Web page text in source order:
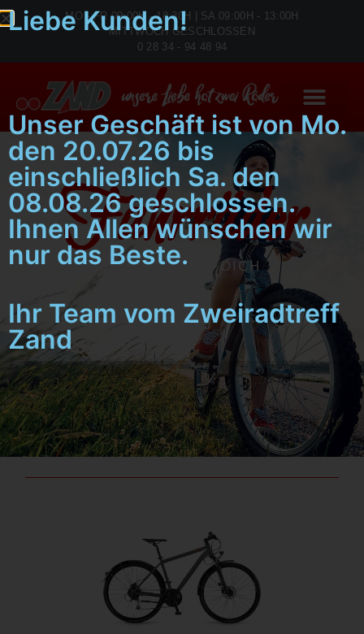
MO - FR 09:00H - 18:30H | SA 09:00H - 13:00H
MITTWOCH GESCHLOSSEN
0 28 34 - 94 48 94
Fahrräder
VON UNS FÜR DICH
Liebe Kunden!
Unser Geschäft ist von Mo.
den 20.07.26 bis
einschließlich Sa. den
08.08.26 geschlossen.
Ihnen Allen wünschen wir
nur das Beste.
Ihr Team vom Zweiradtreff
Zand